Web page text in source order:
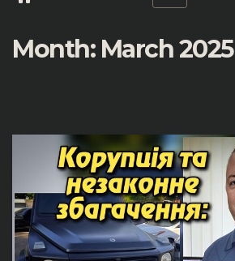
Month: March 2025